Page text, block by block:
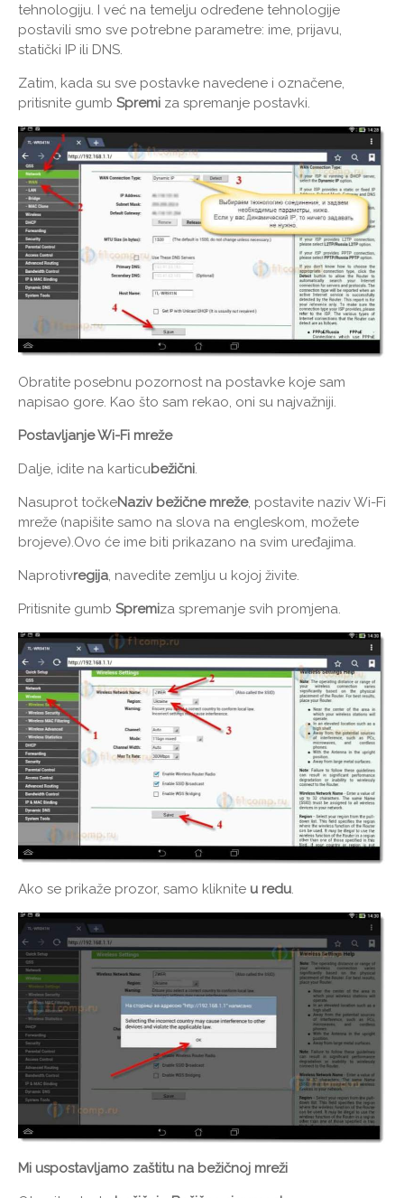
tehnologiju. I već na temelju određene tehnologije
postavili smo sve potrebne parametre: ime, prijavu,
statički IP ili DNS.
Zatim, kada su sve postavke navedene i označene,
pritisnite gumb Spremi za spremanje postavki.
Obratite posebnu pozornost na postavke koje sam
napisao gore. Kao što sam rekao, oni su najvažniji.
Postavljanje Wi-Fi mreže
Dalje, idite na karticubežični.
Nasuprot točkeNaziv bežične mreže, postavite naziv Wi-Fi
mreže (napišite samo na slova na engleskom, možete
brojeve).Ovo će ime biti prikazano na svim uređajima.
Naprotivregija, navedite zemlju u kojoj živite.
Pritisnite gumb Spremiza spremanje svih promjena.
Ako se prikaže prozor, samo kliknite u redu
Mi uspostavljamo zaštitu na bežičnoj mreži